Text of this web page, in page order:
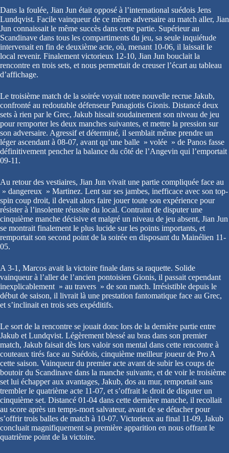
Dans la foulée, Jian Jun était opposé à l’international suédois Jens
Lundqvist. Facile vainqueur de ce même adversaire au match aller, Jian
Jun connaissait le même succès dans cette partie. Supérieur au
Scandinave dans tous les compartiments du jeu, sa seule inquiétude
intervenait en fin de deuxième acte, où, menant 10-06, il laissait le
local revenir. Finalement victorieux 12-10, Jian Jun bouclait la
rencontre en trois sets, et nous permettait de creuser l’écart au tableau
d’affichage.
Le troisième match de la soirée voyait notre nouvelle recrue Jakub,
confronté au redoutable défenseur Panagiotis Gionis. Distancé deux
sets à rien par le Grec, Jakub hissait soudainement son niveau de jeu
pour remporter les deux manches suivantes, et mettre la pression sur
son adversaire. Agressif et déterminé, il semblait même prendre un
léger ascendant à 08-07, avant qu’une balle » volée » de Panos fasse
définitivement pencher la balance du côté de l’Angevin qui l’emportait
09-11.
Au retour des vestiaires, Jian Jun vivait une partie compliquée face au
» dangereux » Martinez. Lent sur ses jambes, inefficace avec son top-
spin coup droit, il devait alors faire jouer toute son expérience pour
résister à l’insolente réussite du local. Contraint de disputer une
cinquième manche décisive et malgré un niveau de jeu absent, Jian Jun
se montrait finalement le plus lucide sur les points importants, et
remportait son second point de la soirée en disposant du Mainélien 11-
05.
A 3-1, Marcos avait la victoire finale dans sa raquette. Solide
vainqueur à l’aller de l’ancien pontoisien Gionis, il passait cependant
inexplicablement » au travers » de son match. Irrésistible depuis le
début de saison, il livrait là une prestation fantomatique face au Grec,
et s’inclinait en trois sets expéditifs.
Le sort de la rencontre se jouait donc lors de la dernière partie entre
Jakub et Lundqvist. Légèrement blessé au bras dans son premier
match, Jakub faisait dès lors valoir son mental dans cette rencontre à
couteaux tirés face au Suédois, cinquième meilleur joueur de Pro A
cette saison. Vainqueur du premier acte avant de subir les coups de
boutoir du Scandinave dans la manche suivante, et de voir le troisième
set lui échapper aux avantages, Jakub, dos au mur, remportait sans
trembler le quatrième acte 11-07, et s’offrait le droit de disputer un
cinquième set. Distancé 01-04 dans cette dernière manche, il recollait
au score après un temps-mort salvateur, avant de se détacher pour
s’offrir trois balles de match à 10-07. Victorieux au final 11-09, Jakub
concluait magnifiquement sa première apparition en nous offrant le
quatrième point de la victoire.